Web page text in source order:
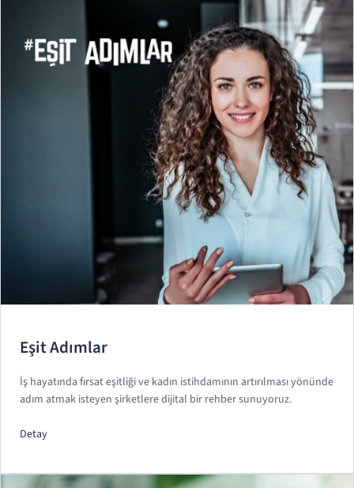
Eşit Adımlar
İş hayatında fırsat eşitliği ve kadın istihdamının artırılması yönünde
adım atmak isteyen şirketlere dijital bir rehber sunuyoruz.
Detay